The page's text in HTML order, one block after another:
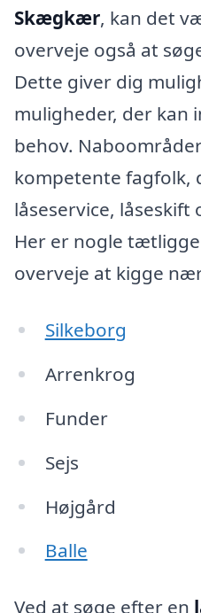
Skægkær, kan det
overveje også at
Dette giver dig
muligheder, der kan
behov.
kompetente fagfolk,
låseservice,
Her er nogle
overveje at kigge
Silkeborg
Arrenkrog
Funder
Sejs
Højgård
Balle
Ved at søge efter en